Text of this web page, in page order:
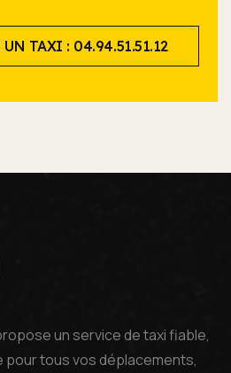
UN TAXI : 04.94.51.51.12
un service de taxi fiable,
tous vos déplacements,